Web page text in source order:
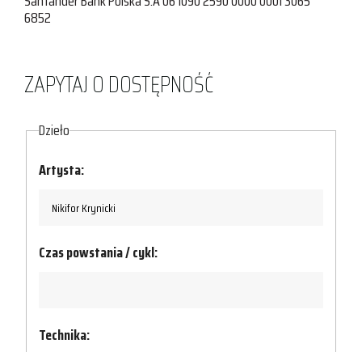
6852
ZAPYTAJ O DOSTĘPNOŚĆ
Dzieło
Artysta:
Czas powstania / cykl:
Technika: